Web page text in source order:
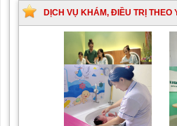
DỊCH VỤ KHÁM, ĐIỀU TRỊ THEO
Trung tâm chăm sóc mẹ
bầu và sau sinh